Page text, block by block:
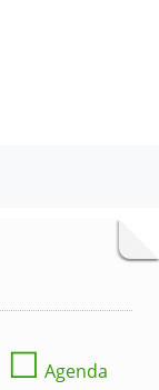
☐ Agenda